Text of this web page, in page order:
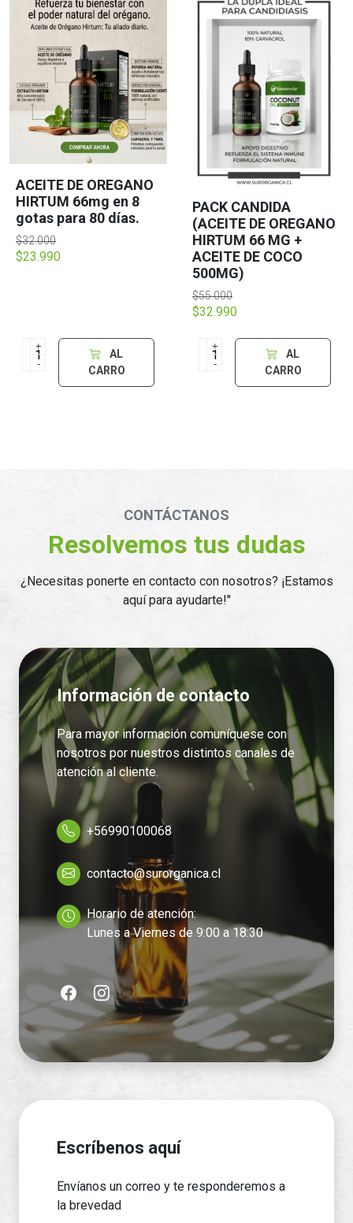
ACEITE DE OREGANO
HIRTUM 66mg en 8
gotas para 80 días.
$32.000
$23.990
+
-
AL
CARRO
PACK CANDIDA
(ACEITE DE OREGANO
HIRTUM 66 MG +
ACEITE DE COCO
500MG)
$55.000
$32.990
+
-
AL
CARRO
CONTÁCTANOS
Resolvemos tus dudas
¿Necesitas ponerte en contacto con nosotros? ¡Estamos
aquí para ayudarte!"
Información de contacto
Para mayor información comuníquese con
nosotros por nuestros distintos canales de
atención al cliente.
+56990100068
contacto@surorganica.cl
Horario de atención:
Lunes a Viernes de 9:00 a 18:30
Escríbenos aquí
Envíanos un correo y te responderemos a
la brevedad